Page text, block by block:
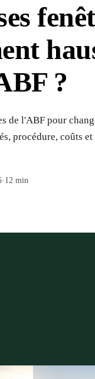
?
de l'ABF pour
procédure, coûts
· 12 min